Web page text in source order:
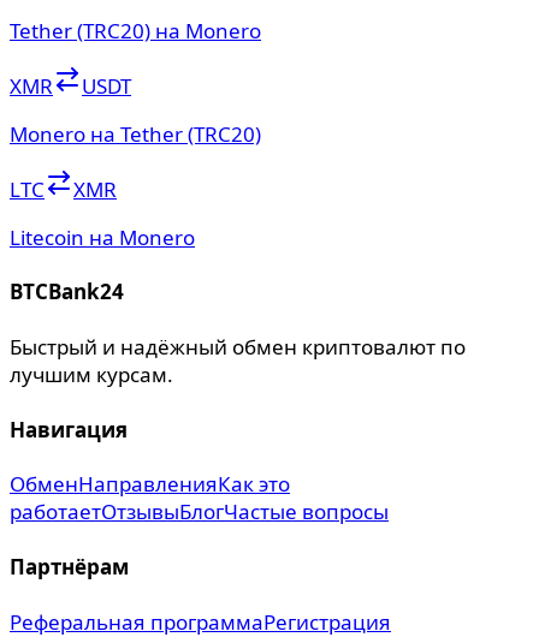
Tether (TRC20) на Monero
XMR
USDT
Monero на Tether (TRC20)
LTC
XMR
Litecoin на Monero
BTCBank24
Быстрый и надёжный обмен криптовалют по
лучшим курсам.
Навигация
ОбменНаправленияКак это
работаетОтзывыБлогЧастые вопросы
Партнёрам
Реферальная программаРегистрация